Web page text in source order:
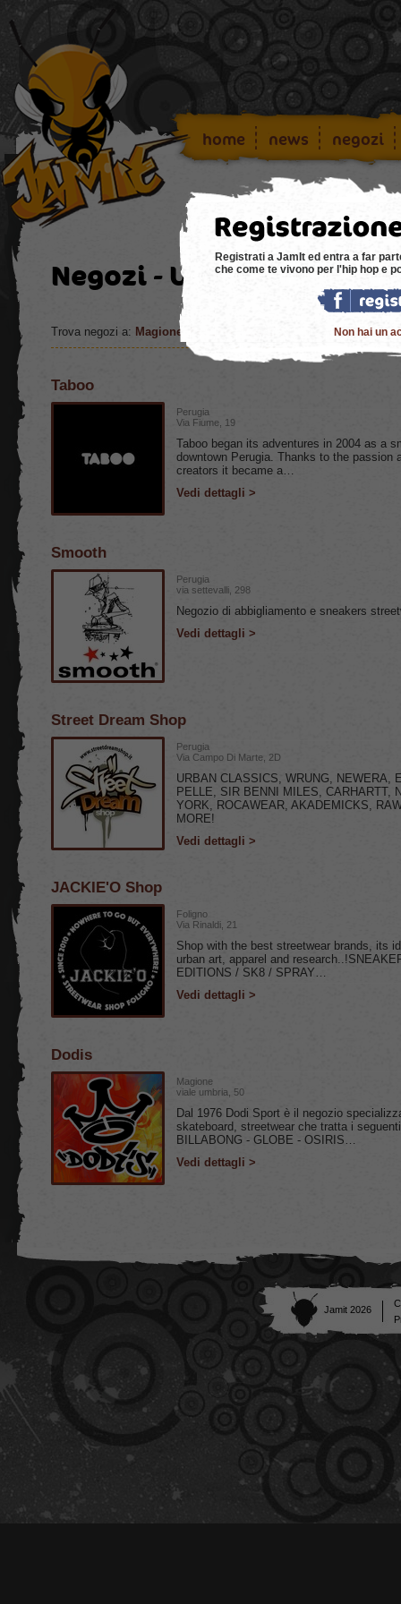
home news negozi
Negozi - Umbria
Trova negozi a: Magione oppure torna inTutta
Taboo
Perugia
Via Fiume, 19
Taboo began its adventures in 2004 as a
downtown Perugia. Thanks to the passion
creators it became a…
Vedi dettagli >
Smooth
Perugia
via settevalli, 298
Negozio di abbigliamento e sneakers
Vedi dettagli >
Street Dream Shop
Perugia
Via Campo Di Marte, 2D
URBAN CLASSICS, WRUNG, NEWERA,
PELLE, SIR BENNI MILES, CARHARTT,
YORK, ROCAWEAR, AKADEMICKS,
MORE!
Vedi dettagli >
JACKIE'O Shop
Foligno
Via Rinaldi, 21
Shop with the best streetwear brands, its
urban art, apparel and
EDITIONS / SK8 / SPRAY…
Vedi dettagli >
Dodis
Magione
viale umbria, 50
Dal 1976 Dodi Sport è il negozio
skateboard, streetwear che tratta i
BILLABONG - GLOBE - OSIRIS…
Vedi dettagli >
Jamit 2026
Registrati a JamIt ed entra a far
che come te vivono per l'hip hop e
Non hai un